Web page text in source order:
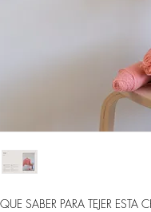
SABER PARA TEJER ESTA